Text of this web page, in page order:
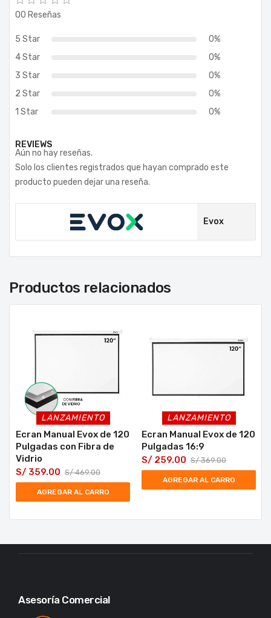
00 Reseñas
5 Star
0%
4 Star
0%
3 Star
0%
2 Star
0%
1 Star
0%
REVIEWS
Aún no hay reseñas.
Solo los clientes registrados que hayan comprado este
producto pueden dejar una reseña.
Evox
Productos relacionados
LANZAMIENTO
Ecran Manual Evox de 120
Pulgadas con Fibra de
Vidrio
S/469.00
S/ 359.00
AGREGAR AL CARRO
LANZAMIENTO
Ecran Manual Evox de 120
Pulgadas 16:9
S/369.00
S/ 259.00
AGREGAR AL CARRO
Asesoría Comercial